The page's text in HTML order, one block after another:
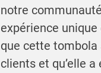
notre
expérience
que cette tombola
clients et qu’elle